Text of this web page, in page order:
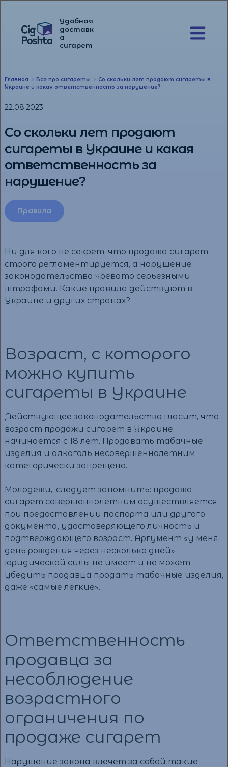
Удобная
доставк
а
сигарет
Перейти
Перейти
Главная Все про сигареты
Со скольки лет продают сигареты в
Украине и какая ответственность за нарушение?
22.08.2023
Со скольки лет продают
сигареты в Украине и какая
ответственность за
нарушение?
Правила
Ни для кого не секрет, что продажа сигарет
строго регламентируется, а нарушение
законодательства чревато серьезными
штрафами. Какие правила действуют в
Украине и других странах?
Возраст, с которого
можно купить
сигареты в Украине
Действующее законодательство гласит, что
возраст продажи сигарет в Украине
начинается с 18 лет. Продавать табачные
изделия и алкоголь несовершеннолетним
категорически запрещено.
Молодежи,, следует запомнить: продажа
сигарет совершеннолетним осуществляется
при предоставлении паспорта или другого
документа, удостоверяющего личность и
подтверждающего возраст. Аргумент «у меня
день рождения через несколько дней»
юридической силы не имеет и не может
убедить продавца продать табачные изделия,
даже «самые легкие».
Ответственность
продавца за
несоблюдение
возрастного
ограничения по
продаже сигарет
Нарушение закона влечет за собой такие